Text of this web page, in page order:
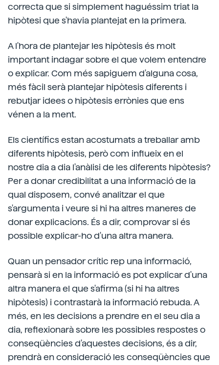
correcta que si simplement haguéssim triat la
hipòtesi que s'havia plantejat en la primera.
A l'hora de plantejar les hipòtesis és molt
important indagar sobre el que volem entendre
o explicar. Com més sapiguem d'alguna cosa,
més fàcil serà plantejar hipòtesis diferents i
rebutjar idees o hipòtesis errònies que ens
vénen a la ment.
Els científics estan acostumats a treballar amb
diferents hipòtesis, però com influeix en el
nostre dia a dia l'anàlisi de les diferents hipòtesis?
Per a donar credibilitat a una informació de la
qual disposem, convé analitzar el que
s'argumenta i veure si hi ha altres maneres de
donar explicacions. És a dir, comprovar si és
possible explicar-ho d'una altra manera.
Quan un pensador crític rep una informació,
pensarà si en la informació es pot explicar d'una
altra manera el que s'afirma (si hi ha altres
hipòtesis) i contrastarà la informació rebuda. A
més, en les decisions a prendre en el seu dia a
dia, reflexionarà sobre les possibles respostes o
conseqüències d'aquestes decisions, és a dir,
prendrà en consideració les conseqüències que